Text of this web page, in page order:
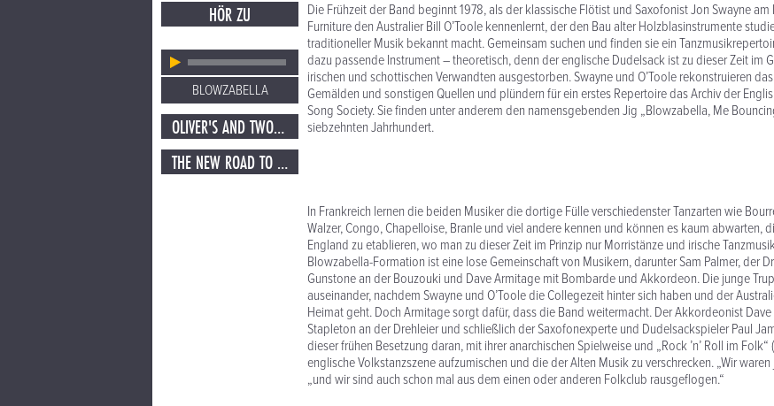
HÖR ZU
BLOWZABELLA
OLIVER'S AND TWO BEERS
THE NEW ROAD TO ALSTON AND LOTTIE'S
Die Frühzeit der Band beginnt 1978, als der klassische Flötist und Saxofonist Jon Swayne
Furniture den Australier Bill O’Toole kennenlernt, der den Bau alter Holzblasinstrumente
traditioneller Musik bekannt macht. Gemeinsam suchen und finden sie ein
dazu passende Instrument – theoretisch, denn der englische Dudelsack ist zu dieser Zeit im
irischen und schottischen Verwandten ausgestorben. Swayne und O’Toole rekonstruieren
Gemälden und sonstigen Quellen und plündern für ein erstes Repertoire das Archiv der
Song Society. Sie finden unter anderem den namensgebenden Jig „Blowzabella, Me
siebzehnten Jahrhundert.
In Frankreich lernen die beiden Musiker die dortige Fülle verschiedenster Tanzarten wie
Walzer, Congo, Chapelloise, Branle und viel andere kennen und können es kaum abwarten,
England zu etablieren, wo man zu dieser Zeit im Prinzip nur Morristänze und irische
Blowzabella-Formation ist eine lose Gemeinschaft von Musikern, darunter Sam Palmer, der
Gunstone an der Bouzouki und Dave Armitage mit Bombarde und Akkordeon. Die junge
auseinander, nachdem Swayne und O’Toole die Collegezeit hinter sich haben und der
Heimat geht. Doch Armitage sorgt dafür, dass die Band weitermacht. Der Akkordeonist
Stapleton an der Drehleier und schließlich der Saxofonexperte und Dudelsackspieler Paul
dieser frühen Besetzung daran, mit ihrer anarchischen Spielweise und „Rock ’n’ Roll im Folk“
englische Volkstanzszene aufzumischen und die der Alten Musik zu verschrecken. „Wir
„und wir sind auch schon mal aus dem einen oder anderen Folkclub rausgeflogen.“